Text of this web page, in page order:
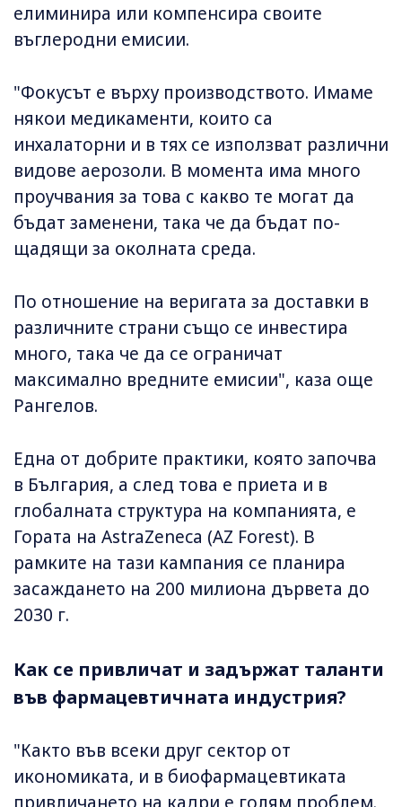
елиминира или компенсира своите
въглеродни емисии.
"Фокусът е върху производството. Имаме
някои медикаменти, които са
инхалаторни и в тях се използват различни
видове аерозоли. В момента има много
проучвания за това с какво те могат да
бъдат заменени, така че да бъдат по-
щадящи за околната среда.
По отношение на веригата за доставки в
различните страни също се инвестира
много, така че да се ограничат
максимално вредните емисии", каза още
Рангелов.
Една от добрите практики, която започва
в България, а след това е приета и в
глобалната структура на компанията, е
Гората на AstraZeneca (AZ Forest). В
рамките на тази кампания се планира
засаждането на 200 милиона дървета до
2030 г.
Как се привличат и задържат таланти
във фармацевтичната индустрия?
"Както във всеки друг сектор от
икономиката, и в биофармацевтиката
привличането на кадри е голям проблем.